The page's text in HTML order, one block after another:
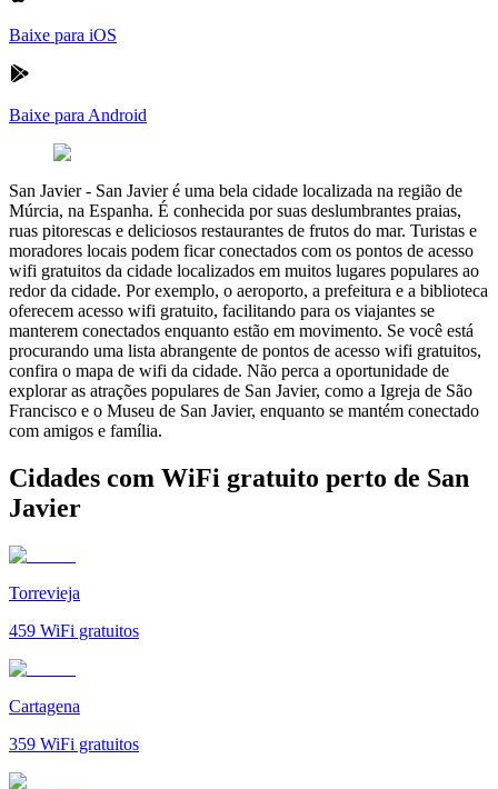
Baixe para iOS
Baixe para Android
San Javier- San Javier é uma bela cidade localizada na região de
Múrcia, na Espanha. É conhecida por suas deslumbrantes praias,
ruas pitorescas e deliciosos restaurantes de frutos do mar. Turistas e
moradores locais podem ficar conectados com os pontos de acesso
wifi gratuitos da cidade localizados em muitos lugares populares ao
redor da cidade. Por exemplo, o aeroporto, a prefeitura e a biblioteca
oferecem acesso wifi gratuito, facilitando para os viajantes se
manterem conectados enquanto estão em movimento. Se você está
procurando uma lista abrangente de pontos de acesso wifi gratuitos,
confira o mapa de wifi da cidade. Não perca a oportunidade de
explorar as atrações populares de San Javier, como a Igreja de São
Francisco e o Museu de San Javier, enquanto se mantém conectado
com amigos e família.
Cidades com WiFi gratuito perto de San
Javier
Torrevieja
459 WiFi gratuitos
Cartagena
359 WiFi gratuitos